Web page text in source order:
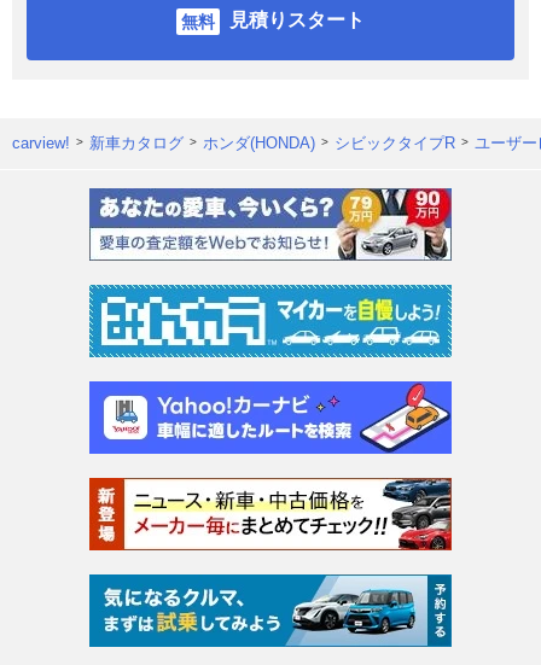
見積りスタート
carview! 新車カタログ ホンダ(HONDA) シビックタイプR ユーザ